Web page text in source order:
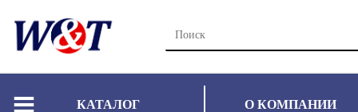
КАТАЛОГ О КОМПАНИИ